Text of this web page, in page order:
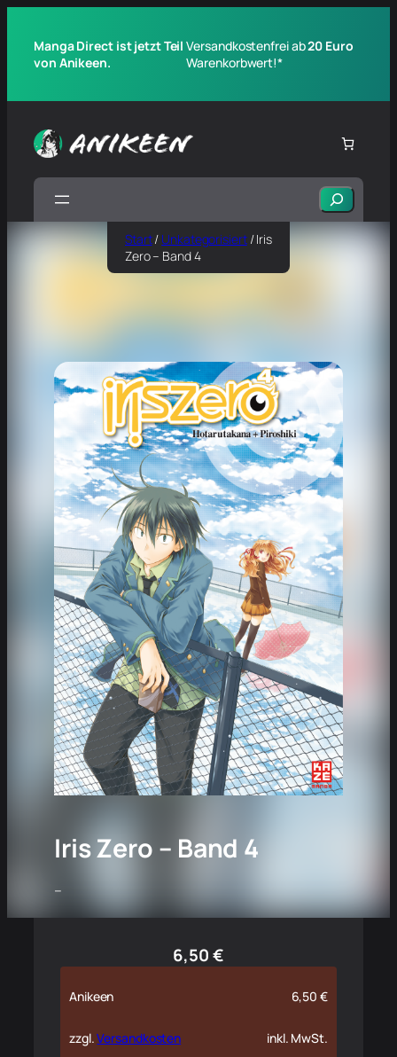
Manga Direct ist jetzt Teil
von Anikeen.
Versandkostenfrei ab20 Euro
Warenkorbwert!*
Suchen
Start/ Unkategorisiert/ Iris
Zero – Band 4
Iris Zero – Band 4
–
6,50€
Anikeen 6,50€
zzgl.Versandkosten
inkl. MwSt.